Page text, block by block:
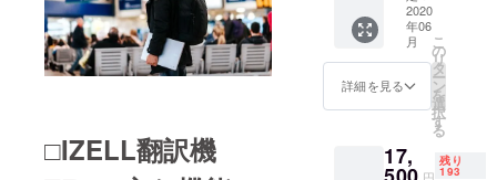
□IZELL翻訳機
×1 ・
ユー
ザーマ
ニュア
ル×1 ※
材の供
給状
販売予
定価格
税抜
10,980
円
（セッ
ト内
IZELL翻
訳機
2020
年06
月
詳細を見る
こ
の
リ
タ
ー
ン
を
選
択
す
る
17, 残り
193